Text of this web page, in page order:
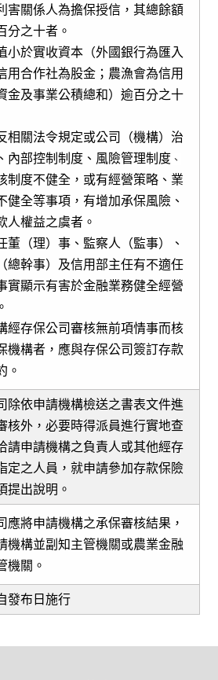
害關係人為擔保授信，其總餘額
分之十者。
小於實收資本（外國銀行為匯入
用合作社為股金；農漁會為信用
金及事業公積總和）逾百分之十
相關法令規定或公司（機構）治
內部控制制度、風險管理制度 、
制度不健全，或有經營策略、業
健全等事項，有增加承保風險、
人權益之虞者。
董（理）事、監察人（監事）、
總幹事）及信用部主任有不適任
實顯示有害於金融業務健全經營
經存保公司審核無前項情事而核
機構者，應與存保公司簽訂存款
。
除依申請機構檢送之書表文件進
核外，必要時得派員進行實地查
請申請機構之負責人或其他經存
定之人員，就申請參加存款保險
提出說明。
應將申請機構之承保審核結果，
機構並副知主管機關或農業金融
機關。
發布日施行